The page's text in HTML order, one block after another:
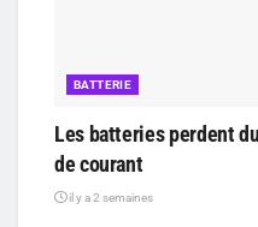
BATTERIE
Les batteries perdent
de courant
il y a 2 semaines